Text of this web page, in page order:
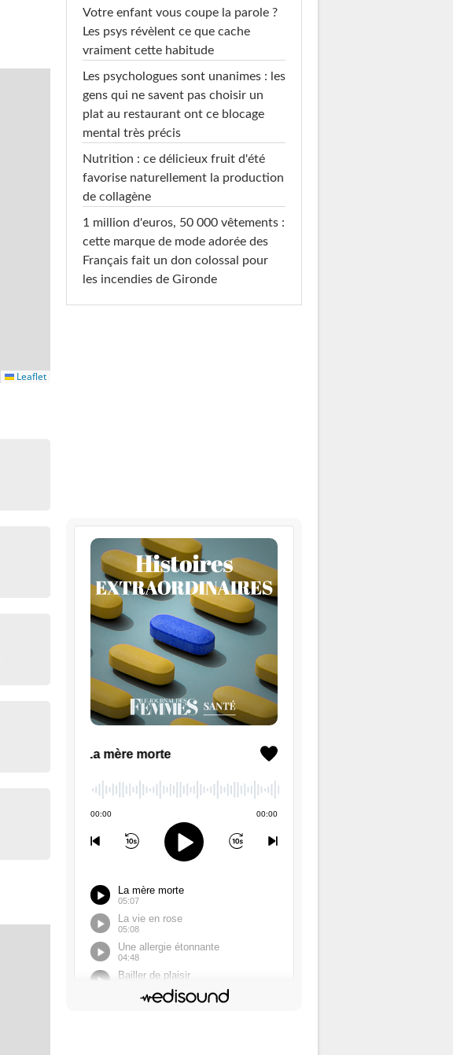
Leaflet
Votre enfant vous coupe la parole ?
Les psys révèlent ce que cache
vraiment cette habitude
Les psychologues sont unanimes : les
gens qui ne savent pas choisir un
plat au restaurant ont ce blocage
mental très précis
Nutrition : ce délicieux fruit d'été
favorise naturellement la production
de collagène
1 million d'euros, 50 000 vêtements :
cette marque de mode adorée des
Français fait un don colossal pour
les incendies de Gironde